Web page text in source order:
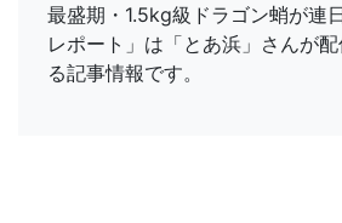
最盛期・1.5kg級ドラゴン蛸が連
レポート」は「とあ浜」さんが
る記事情報です。